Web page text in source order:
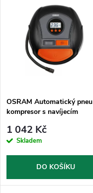
ů
OSRAM Automatický pneu
kompresor s navíjecím
1 042 Kč
Skladem
DO KOŠÍKU